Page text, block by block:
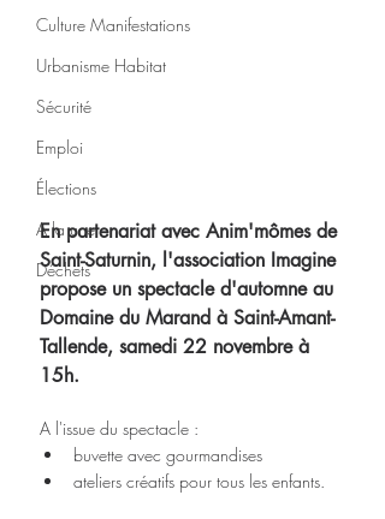
Culture Manifestations
Urbanisme Habitat
Sécurité
Emploi
Élections
A la une
Déchets
En partenariat avec Anim'mômes de
Saint-Saturnin, l'association Imagine
propose un spectacle d'automne au
Domaine du Marand à Saint-Amant-
Tallende, samedi 22 novembre à
15h.
A l'issue du spectacle :
buvette avec gourmandises
ateliers créatifs pour tous les enfants.